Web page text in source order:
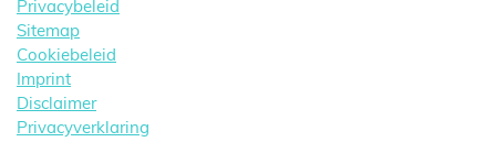
Privacybeleid
Sitemap
Cookiebeleid
Imprint
Disclaimer
Privacyverklaring